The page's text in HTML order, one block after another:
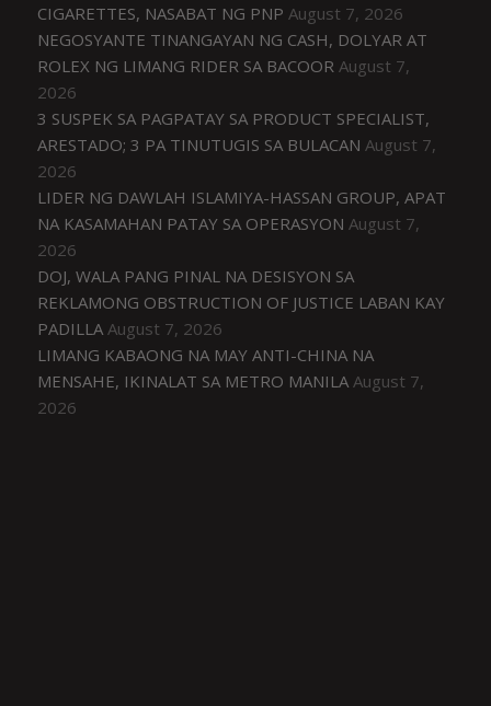
CIGARETTES, NASABAT NG PNP August 7, 2026
NEGOSYANTE TINANGAYAN NG CASH, DOLYAR AT
ROLEX NG LIMANG RIDER SA BACOOR August 7,
2026
3 SUSPEK SA PAGPATAY SA PRODUCT SPECIALIST,
ARESTADO; 3 PA TINUTUGIS SA BULACAN August 7,
2026
LIDER NG DAWLAH ISLAMIYA-HASSAN GROUP, APAT
NA KASAMAHAN PATAY SA OPERASYON August 7,
2026
DOJ, WALA PANG PINAL NA DESISYON SA
REKLAMONG OBSTRUCTION OF JUSTICE LABAN KAY
PADILLA August 7, 2026
LIMANG KABAONG NA MAY ANTI-CHINA NA
MENSAHE, IKINALAT SA METRO MANILA August 7,
2026